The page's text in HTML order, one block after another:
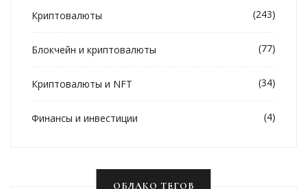
Криптовалюты (243)
Блокчейн и криптовалюты (77)
Криптовалюты и NFT (34)
Финансы и инвестиции (4)
ОБЛАКО ТЕГОВ